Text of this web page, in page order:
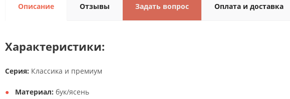
Описание Отзывы Задать вопрос Оплата и доставка
Характеристики:
Серия: Классика и премиум
Материал: бук/ясень